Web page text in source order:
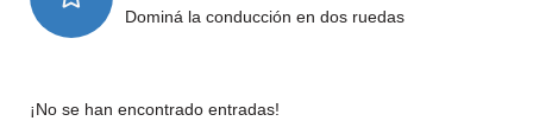
Dominá la conducción en dos ruedas
¡No se han encontrado entradas!